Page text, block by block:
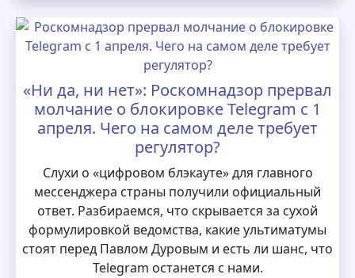
«Ни да, ни нет»: Роскомнадзор прервал
молчание о блокировке Telegram с 1
апреля. Чего на самом деле требует
регулятор?
Слухи о «цифровом блэкауте» для главного
мессенджера страны получили официальный
ответ. Разбираемся, что скрывается за сухой
формулировкой ведомства, какие ультиматумы
стоят перед Павлом Дуровым и есть ли шанс, что
Telegram останется с нами.